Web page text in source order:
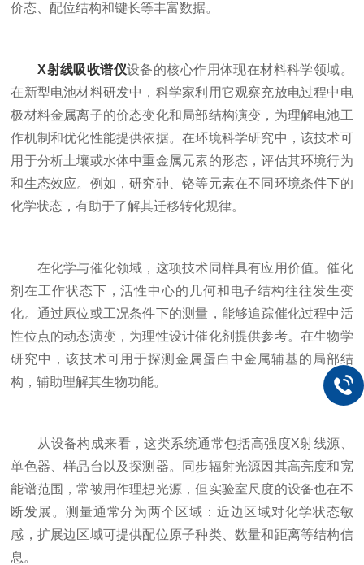
价态、配位结构和键长等丰富数据。
X射线吸收谱仪设备的核心作用体现在材料科学领域。
在新型电池材料研发中，科学家利用它观察充放电过程中电
极材料金属离子的价态变化和局部结构演变，为理解电池工
作机制和优化性能提供依据。在环境科学研究中，该技术可
用于分析土壤或水体中重金属元素的形态，评估其环境行为
和生态效应。例如，研究砷、铬等元素在不同环境条件下的
化学状态，有助于了解其迁移转化规律。
在化学与催化领域，这项技术同样具有应用价值。催化
剂在工作状态下，活性中心的几何和电子结构往往发生变
化。通过原位或工况条件下的测量，能够追踪催化过程中活
性位点的动态演变，为理性设计催化剂提供参考。在生物学
研究中，该技术可用于探测金属蛋白中金属辅基的局部结
构，辅助理解其生物功能。
从设备构成来看，这类系统通常包括高强度X射线源、
单色器、样品台以及探测器。同步辐射光源因其高亮度和宽
能谱范围，常被用作理想光源，但实验室尺度的设备也在不
断发展。测量通常分为两个区域：近边区域对化学状态敏
感，扩展边区域可提供配位原子种类、数量和距离等结构信
息。